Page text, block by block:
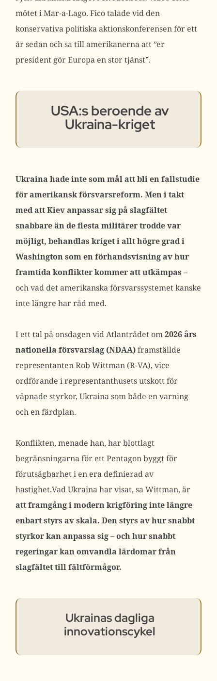
mötet i Mar-a-Lago. Fico talade vid den
konservativa politiska aktionskonferensen för ett
år sedan och sa till amerikanerna att ”er
president gör Europa en stor tjänst”.
USA:s beroende av
Ukraina-kriget
Ukraina hade inte som mål att bli en fallstudie
för amerikansk försvarsreform. Men i takt
med att Kiev anpassar sig på slagfältet
snabbare än de flesta militärer trodde var
möjligt, behandlas kriget i allt högre grad i
Washington som en förhandsvisning av hur
framtida konflikter kommer att utkämpas –
och vad det amerikanska försvarssystemet kanske
inte längre har råd med.
I ett tal på onsdagen vid Atlantrådet om2026 års
nationella försvarslag (NDAA)framställde
representanten Rob Wittman (R-VA), vice
ordförande i representanthusets utskott för
väpnade styrkor, Ukraina som både en varning
och en färdplan.
Konflikten, menade han, har blottlagt
begränsningarna för ett Pentagon byggt för
förutsägbarhet i en era definierad av
hastighet.Vad Ukraina har visat, sa Wittman, är
att framgång i modern krigföring inte längre
enbart styrs av skala. Den styrs av hur snabbt
styrkor kan anpassa sig – och hur snabbt
regeringar kan omvandla lärdomar från
slagfältet till fältförmågor.
Ukrainas dagliga
innovationscykel